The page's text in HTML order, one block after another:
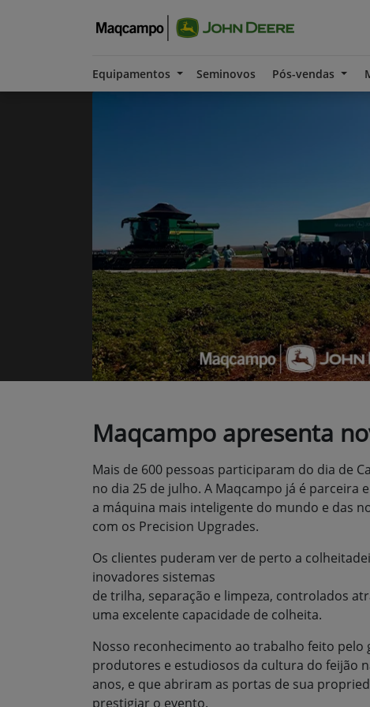
Equipamentos Seminovos Pós-vendas
Maqcampo apresenta
Mais de 600 pessoas participaram do dia de
no dia 25 de julho. A Maqcampo já é parceira
a máquina mais inteligente do mundo e das
com os Precision Upgrades.
Os clientes puderam ver de perto a
inovadores sistemas
de trilha, separação e limpeza, controlados
uma excelente capacidade de colheita.
Nosso reconhecimento ao trabalho feito pelo
produtores e estudiosos da cultura do feijão
anos, e que abriram as portas de sua
prestigiar o evento.